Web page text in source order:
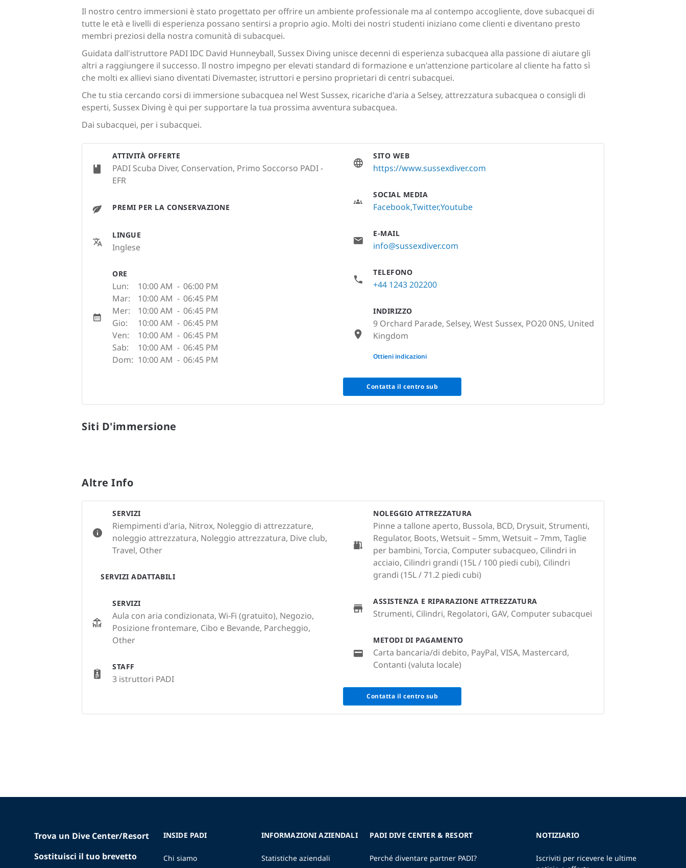
Il nostro centro immersioni è stato progettato per offrire un ambiente professionale ma al contempo accogliente, dove subacquei di
tutte le età e livelli di esperienza possano sentirsi a proprio agio. Molti dei nostri studenti iniziano come clienti e diventano presto
membri preziosi della nostra comunità di subacquei.
Guidata dall'istruttore PADI IDC David Hunneyball, Sussex Diving unisce decenni di esperienza subacquea alla passione di aiutare gli
altri a raggiungere il successo. Il nostro impegno per elevati standard di formazione e un'attenzione particolare al cliente ha fatto sì
che molti ex allievi siano diventati Divemaster, istruttori e persino proprietari di centri subacquei.
Che tu stia cercando corsi di immersione subacquea nel West Sussex, ricariche d'aria a Selsey, attrezzatura subacquea o consigli di
esperti, Sussex Diving è qui per supportare la tua prossima avventura subacquea.
Dai subacquei, per i subacquei.
ATTIVITÀ OFFERTE
PADI Scuba Diver, Conservation, Primo Soccorso PADI -
EFR
PREMI PER LA CONSERVAZIONE
LINGUE
Inglese
ORE
Lun: 10:00 AM - 06:00 PM
Mar:
10:00 AM - 06:45 PM
Mer:
10:00 AM - 06:45 PM
Gio:
10:00 AM - 06:45 PM
Ven:
10:00 AM - 06:45 PM
Sab:
10:00 AM - 06:45 PM
Dom: 10:00 AM - 06:45 PM
SITO WEB
https://www.sussexdiver.com
SOCIAL MEDIA
FacebookTwitterYoutube
E-MAIL
info@sussexdiver.com
TELEFONO
+44 1243 202200
INDIRIZZO
9 Orchard Parade, Selsey, West Sussex, PO20 0NS, United
Kingdom
None
Ottieni indicazioni
Contatta il centro sub
Siti D'immersione
Altre Info
SERVIZI
Riempimenti d'aria, Nitrox, Noleggio di attrezzature,
noleggio attrezzatura, Noleggio attrezzatura, Dive club,
Travel, Other
SERVIZI ADATTABILI
SERVIZI
Aula con aria condizionata, Wi-Fi (gratuito), Negozio,
Posizione frontemare, Cibo e Bevande, Parcheggio,
Other
STAFF
3 istruttori PADI
NOLEGGIO ATTREZZATURA
Pinne a tallone aperto, Bussola, BCD, Drysuit, Strumenti,
Regulator, Boots, Wetsuit – 5mm, Wetsuit – 7mm, Taglie
per bambini, Torcia, Computer subacqueo, Cilindri in
acciaio, Cilindri grandi (15L / 100 piedi cubi), Cilindri
grandi (15L / 71.2 piedi cubi)
ASSISTENZA E RIPARAZIONE ATTREZZATURA
Strumenti, Cilindri, Regolatori, GAV, Computer subacquei
METODI DI PAGAMENTO
Carta bancaria/di debito, PayPal, VISA, Mastercard,
Contanti (valuta locale)
Contatta il centro sub
Trova un Dive Center/Resort
Sostituisci il tuo brevetto
INSIDE PADI
Chi siamo
INFORMAZIONI AZIENDALI
Statistiche aziendali
PADI DIVE CENTER & RESORT
Perché diventare partner PADI?
NOTIZIARIO
Iscriviti per ricevere le ultime